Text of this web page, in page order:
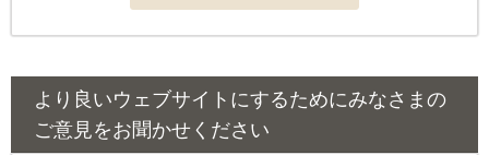
より良いウェブサイトにするためにみなさまの
ご意見をお聞かせください